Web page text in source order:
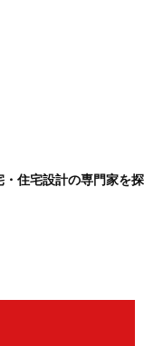
住宅設計の専門家を探